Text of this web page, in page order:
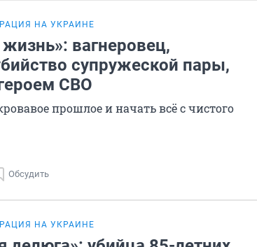
НА УКРАИНЕ
вагнеровец,
супружеской пары,
СВО
прошлое и начать всё с чистого
Обсудить
НА УКРАИНЕ